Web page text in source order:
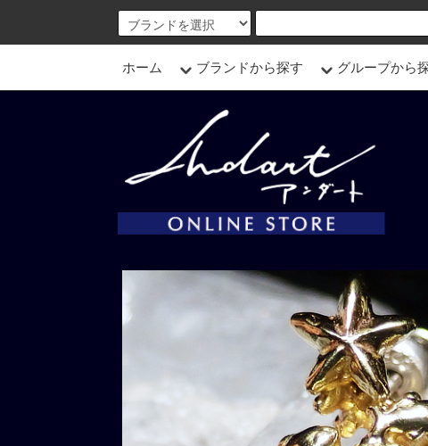
ホーム ブランドから探す グループから